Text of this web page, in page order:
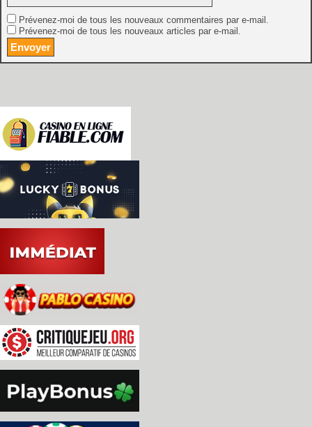
Prévenez-moi de tous les nouveaux commentaires par e-mail.
Prévenez-moi de tous les nouveaux articles par e-mail.